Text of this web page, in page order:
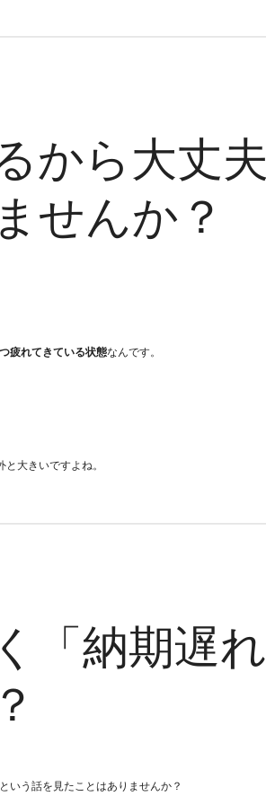
から大丈
せんか？
疲れてきている状態なんです。
大きいですよね。
「納期遅
いう話を見たことはありませんか？